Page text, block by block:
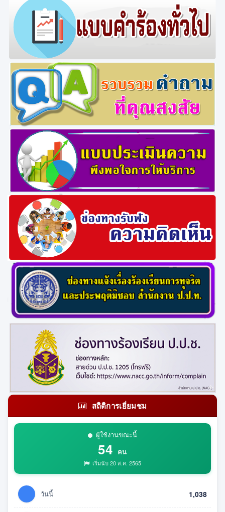
สถิติการเยี่ยมชม
ผู้ใช้งานขณะนี้
54 คน
เริ่มนับ 20 ส.ค. 2565
วันนี้ 1,038